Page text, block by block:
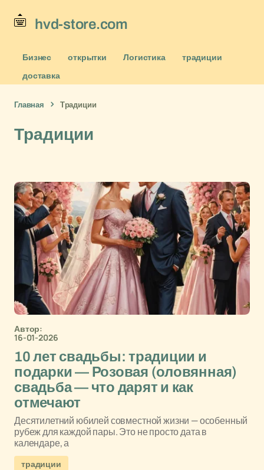
hvd-store.com
Бизнес открытки Логистика
традиции
доставка
Главная Традиции
Традиции
Автор:
16-01-2026
10 лет свадьбы: традиции и
подарки — Розовая (оловянная)
свадьба — что дарят и как
отмечают
Десятилетний юбилей совместной жизни — особенный
рубеж для каждой пары. Это не просто дата в
календаре, а
традиции